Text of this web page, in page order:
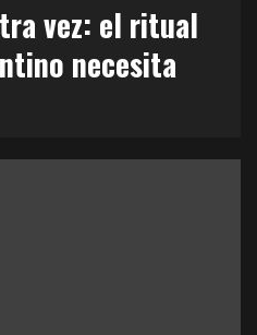
vez: el ritual
necesita